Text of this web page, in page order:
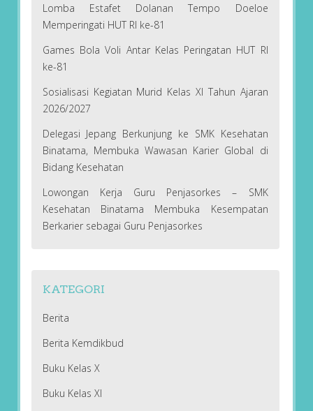
Lomba Estafet Dolanan Tempo Doeloe
Memperingati HUT RI ke-81
Games Bola Voli Antar Kelas Peringatan HUT RI
ke-81
Sosialisasi Kegiatan Murid Kelas XI Tahun Ajaran
2026/2027
Delegasi Jepang Berkunjung ke SMK Kesehatan
Binatama, Membuka Wawasan Karier Global di
Bidang Kesehatan
Lowongan Kerja Guru Penjasorkes – SMK
Kesehatan Binatama Membuka Kesempatan
Berkarier sebagai Guru Penjasorkes
KATEGORI
Berita
Berita Kemdikbud
Buku Kelas X
Buku Kelas XI